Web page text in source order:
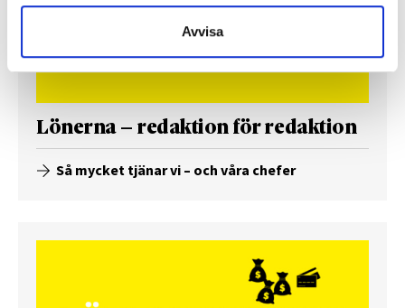
Avvisa
Lönerna – redaktion för redaktion
Så mycket tjänar vi – och våra chefer